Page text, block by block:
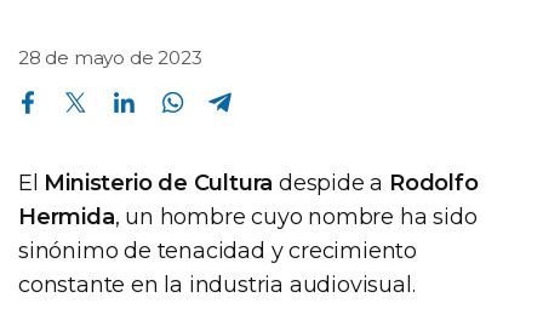
28 de mayo de 2023
Compartir en Facebook Compartir en Twitter Compartir en Linkedin Compartir en Whatsapp
El Ministerio de Cultura despide a Rodolfo
Hermida, un hombre cuyo nombre ha sido
sinónimo de tenacidad y crecimiento
constante en la industria audiovisual.